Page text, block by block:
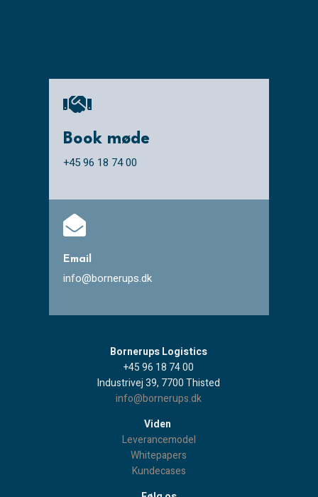

Book møde
+45 96 18 74 00

Email
info@bornerups.dk
Bornerups Logistics
+45 96 18 74 00
Industrivej 39, 7700 Thisted
info@bornerups.dk
Viden
Leverancemodel
Whitepapers
Kundecases